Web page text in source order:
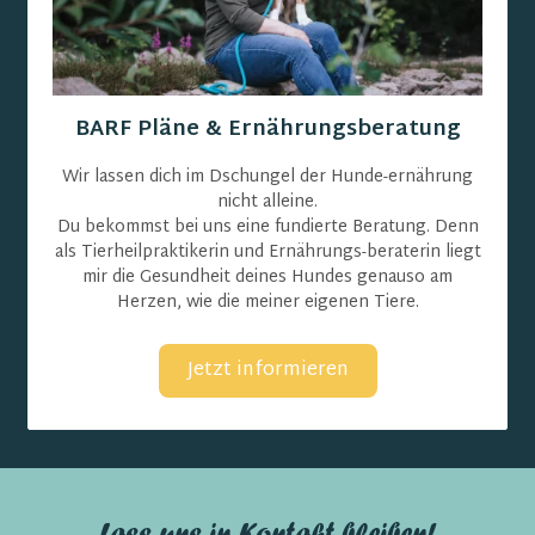
BARF Pläne & Ernährungsberatung
Wir lassen dich im Dschungel der Hunde-ernährung
nicht alleine.
Du bekommst bei uns eine fundierte Beratung. Denn
als Tierheilpraktikerin und Ernährungs-beraterin liegt
mir die Gesundheit deines Hundes genauso am
Herzen, wie die meiner eigenen Tiere.
Jetzt informieren